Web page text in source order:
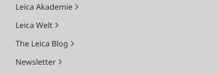
Leica Akademie
Leica Welt
The Leica Blog
Newsletter